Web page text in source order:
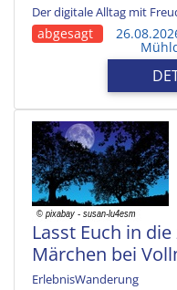
Der digitale Alltag mit
abgesagt
Lasst Euch in
Märchen bei
ErlebnisWanderung